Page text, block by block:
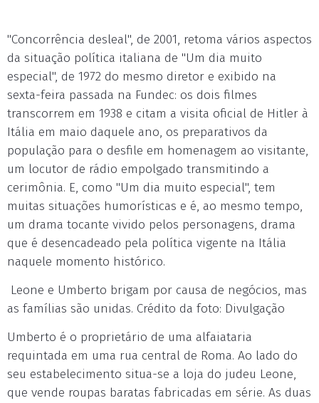
"Concorrência desleal", de 2001, retoma vários aspectos
da situação política italiana de "Um dia muito
especial", de 1972 do mesmo diretor e exibido na
sexta-feira passada na Fundec: os dois filmes
transcorrem em 1938 e citam a visita oficial de Hitler à
Itália em maio daquele ano, os preparativos da
população para o desfile em homenagem ao visitante,
um locutor de rádio empolgado transmitindo a
cerimônia. E, como "Um dia muito especial", tem
muitas situações humorísticas e é, ao mesmo tempo,
um drama tocante vivido pelos personagens, drama
que é desencadeado pela política vigente na Itália
naquele momento histórico.
Leone e Umberto brigam por causa de negócios, mas
as famílias são unidas. Crédito da foto: Divulgação
Umberto é o proprietário de uma alfaiataria
requintada em uma rua central de Roma. Ao lado do
seu estabelecimento situa-se a loja do judeu Leone,
que vende roupas baratas fabricadas em série. As duas